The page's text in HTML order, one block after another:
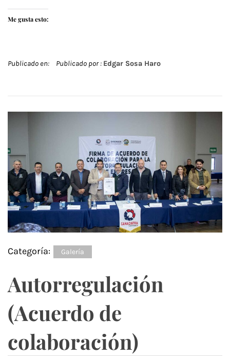
Me gusta esto:
Publicado en: Publicado por : Edgar Sosa Haro
Categoría: Galería
Autorregulación
(Acuerdo de
colaboración)